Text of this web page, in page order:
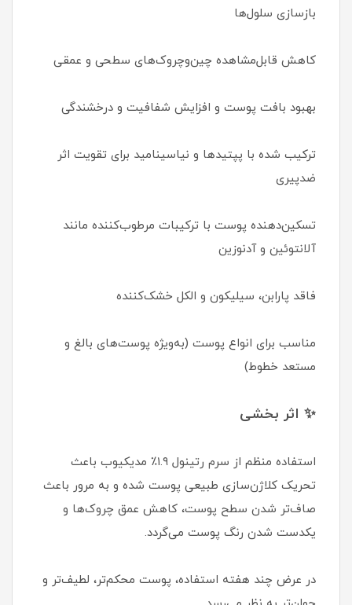
بازسازی سلول‌ها
کاهش قابل‌مشاهده چین‌وچروک‌های سطحی و عمقی
بهبود بافت پوست و افزایش شفافیت و درخشندگی
ترکیب شده با پپتیدها و نیاسینامید برای تقویت اثر
ضدپیری
تسکین‌دهنده پوست با ترکیبات مرطوب‌کننده مانند
آلانتوئین و آدنوزین
فاقد پارابن، سیلیکون و الکل خشک‌کننده
مناسب برای انواع پوست (به‌ویژه پوست‌های بالغ و
مستعد خطوط)
✨ اثر بخشی
استفاده منظم از سرم رتینول ۱.۹٪ مدیکیوب باعث
تحریک کلاژن‌سازی طبیعی پوست شده و به مرور باعث
صاف‌تر شدن سطح پوست، کاهش عمق چروک‌ها و
یکدست شدن رنگ پوست می‌گردد.
در عرض چند هفته استفاده، پوست محکم‌تر، لطیف‌تر و